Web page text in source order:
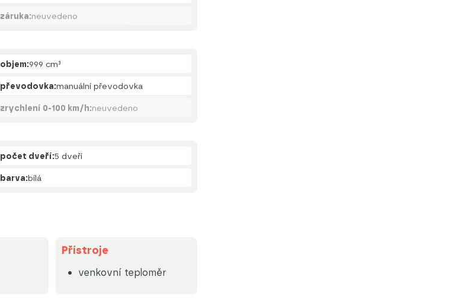
záruka:neuvedeno
objem:999 cm³
převodovka:manuální převodovka
zrychlení 0-100 km/h:neuvedeno
počet dveří:5 dveří
barva:bílá
Přístroje
venkovní teploměr